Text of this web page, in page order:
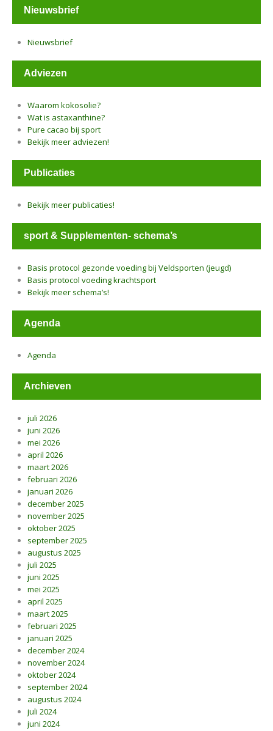
Nieuwsbrief
Nieuwsbrief
Adviezen
Waarom kokosolie?
Wat is astaxanthine?
Pure cacao bij sport
Bekijk meer adviezen!
Publicaties
Bekijk meer publicaties!
sport & Supplementen- schema’s
Basis protocol gezonde voeding bij Veldsporten (jeugd)
Basis protocol voeding krachtsport
Bekijk meer schema’s!
Agenda
Agenda
Archieven
juli 2026
juni 2026
mei 2026
april 2026
maart 2026
februari 2026
januari 2026
december 2025
november 2025
oktober 2025
september 2025
augustus 2025
juli 2025
juni 2025
mei 2025
april 2025
maart 2025
februari 2025
januari 2025
december 2024
november 2024
oktober 2024
september 2024
augustus 2024
juli 2024
juni 2024